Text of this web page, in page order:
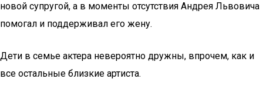
новой супругой, а в моменты отсутствия Андрея Львовича
помогал и поддерживал его жену.
Дети в семье актера невероятно дружны, впрочем, как и
все остальные близкие артиста.